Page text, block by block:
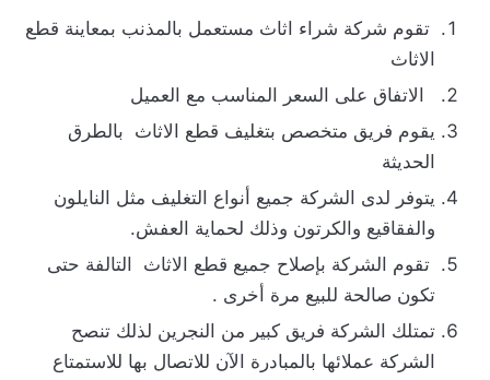
تقوم شركة شراء اثاث مستعمل بالمذنب بمعاينة قطع
الاثاث
الاتفاق على السعر المناسب مع العميل
يقوم فريق متخصص بتغليف قطع الاثاث بالطرق
الحديثة
يتوفر لدى الشركة جميع أنواع التغليف مثل النايلون
والفقاقيع والكرتون وذلك لحماية العفش.
تقوم الشركة بإصلاح جميع قطع الاثاث التالفة حتى
تكون صالحة للبيع مرة أخرى .
تمتلك الشركة فريق كبير من النجرين لذلك تنصح
الشركة عملائها بالمبادرة الآن للاتصال بها للاستمتاع